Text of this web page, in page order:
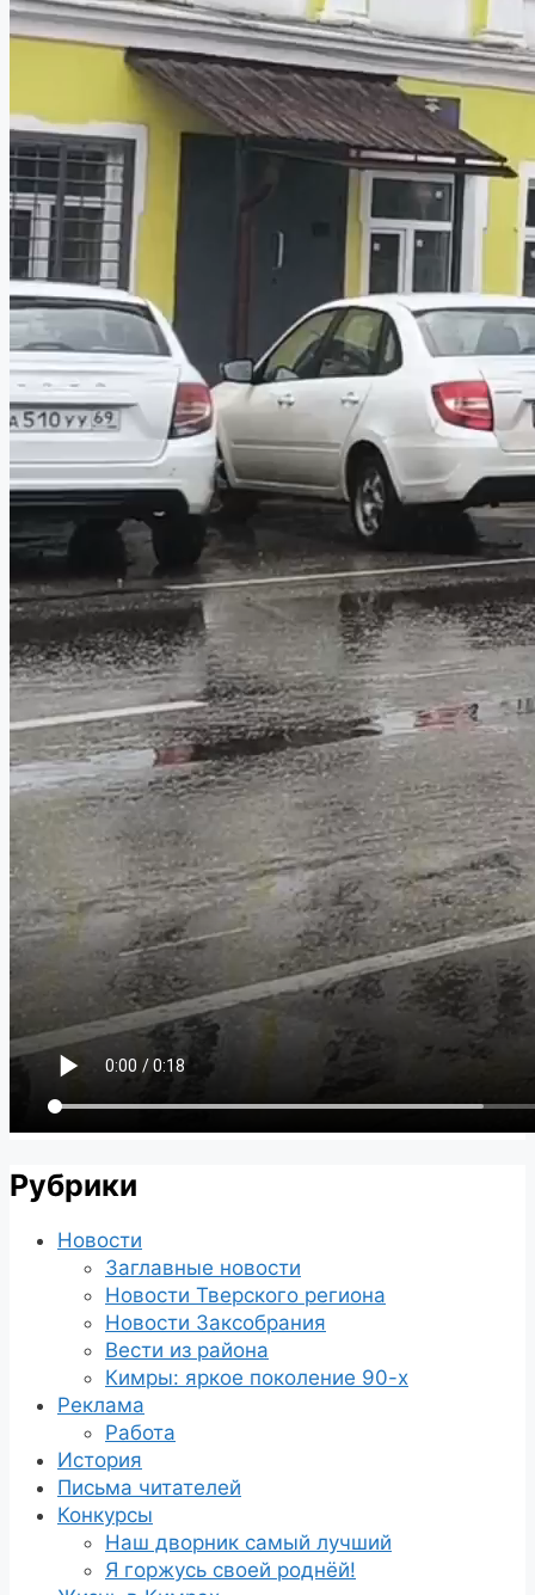
Рубрики
Новости
Заглавные новости
Новости Тверского региона
Новости Заксобрания
Вести из района
Кимры: яркое поколение 90-х
Реклама
Работа
История
Письма читателей
Конкурсы
Наш дворник самый лучший
Я горжусь своей роднёй!